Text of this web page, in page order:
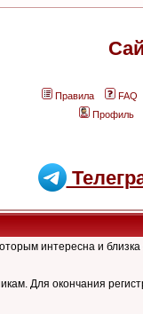
Правила FAQ
Профиль
интересна и
Для окончания